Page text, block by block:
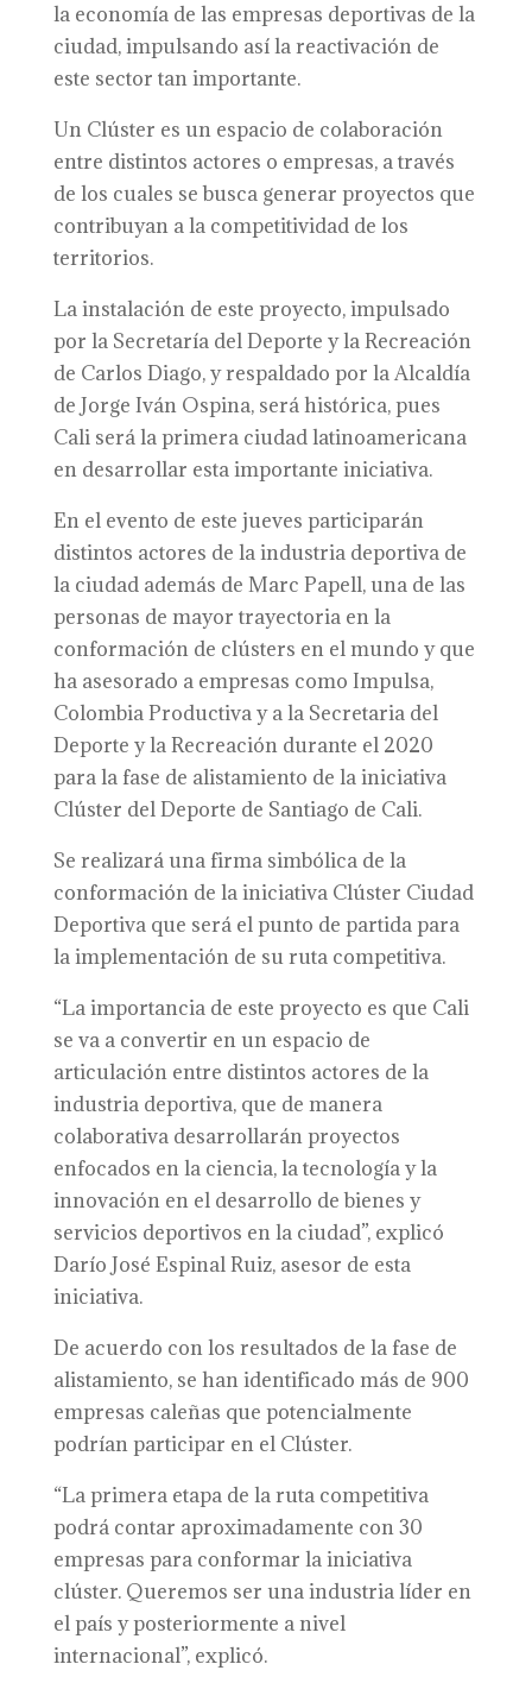
la economía de las empresas deportivas de la
ciudad, impulsando así la reactivación de
este sector tan importante.
Un Clúster es un espacio de colaboración
entre distintos actores o empresas, a través
de los cuales se busca generar proyectos que
contribuyan a la competitividad de los
territorios.
La instalación de este proyecto, impulsado
por la Secretaría del Deporte y la Recreación
de Carlos Diago, y respaldado por la Alcaldía
de Jorge Iván Ospina, será histórica, pues
Cali será la primera ciudad latinoamericana
en desarrollar esta importante iniciativa.
En el evento de este jueves participarán
distintos actores de la industria deportiva de
la ciudad además de Marc Papell, una de las
personas de mayor trayectoria en la
conformación de clústers en el mundo y que
ha asesorado a empresas como Impulsa,
Colombia Productiva y a la Secretaria del
Deporte y la Recreación durante el 2020
para la fase de alistamiento de la iniciativa
Clúster del Deporte de Santiago de Cali.
Se realizará una firma simbólica de la
conformación de la iniciativa Clúster Ciudad
Deportiva que será el punto de partida para
la implementación de su ruta competitiva.
“La importancia de este proyecto es que Cali
se va a convertir en un espacio de
articulación entre distintos actores de la
industria deportiva, que de manera
colaborativa desarrollarán proyectos
enfocados en la ciencia, la tecnología y la
innovación en el desarrollo de bienes y
servicios deportivos en la ciudad”, explicó
Darío José Espinal Ruiz, asesor de esta
iniciativa.
De acuerdo con los resultados de la fase de
alistamiento, se han identificado más de 900
empresas caleñas que potencialmente
podrían participar en el Clúster.
“La primera etapa de la ruta competitiva
podrá contar aproximadamente con 30
empresas para conformar la iniciativa
clúster. Queremos ser una industria líder en
el país y posteriormente a nivel
internacional”, explicó.